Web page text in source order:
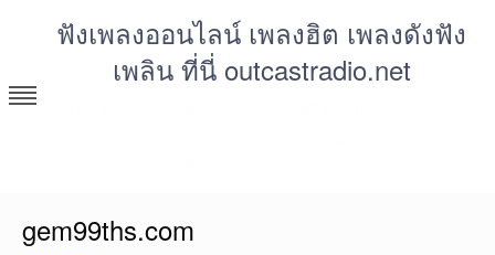
ฟังเพลงออนไลน์ เพลงฮิต เพลงดังฟัง
เพลิน ที่นี่ outcastradio.net
gem99ths.com